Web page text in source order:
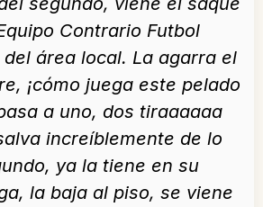
Contrario Futbol
área local. La agarra el
¡cómo juega este pelado
a uno, dos tiraaaaaa
increíblemente de lo
ya la tiene en su
la baja al piso, se viene